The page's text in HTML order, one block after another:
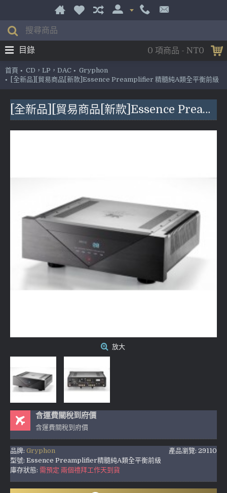
0 項商品 - NT0
目錄
首頁 CD，LP，DAC
Gryphon
[全新品][貿易商品[新款]Essence Preamplifier 精髓純A類全平衡前級
[全新品][貿易商品[新款]Essence Preamplifier 精髓純A類全平衡前級
放大
含運費關稅到府價
含運費關稅到府價
產品瀏覽: 29110
品牌: Gryphon
型號: Essence Preamplifier精髓純A類全平衡前級
庫存狀態: 需預定 兩個禮拜工作天到貨